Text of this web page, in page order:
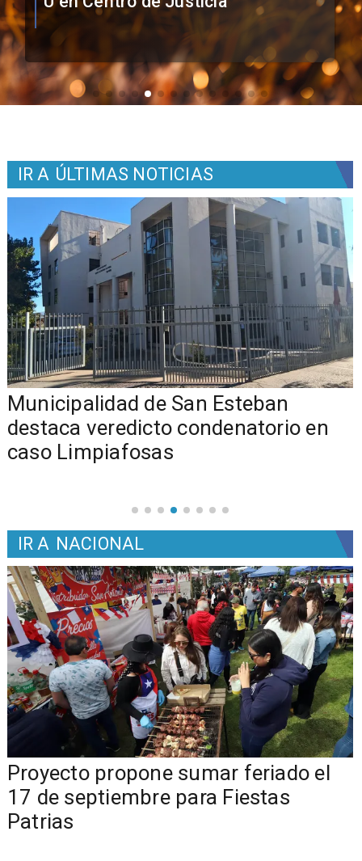
IR A ÚLTIMAS NOTICIAS
Municipalidad de San Esteban
destaca veredicto condenatorio en
caso Limpiafosas
IR A NACIONAL
Proyecto propone sumar feriado el
17 de septiembre para Fiestas
Patrias